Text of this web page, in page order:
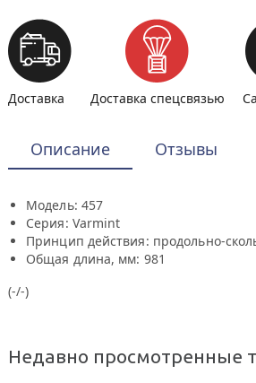
Доставка Доставка спецсвязью
Описание Отзывы
Модель: 457
Серия: Varmint
Принцип действия: продольно-
Общая длина, мм: 981
(-/-)
Недавно просмотренные